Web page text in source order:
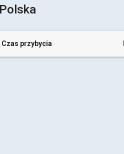
Czas przybycia